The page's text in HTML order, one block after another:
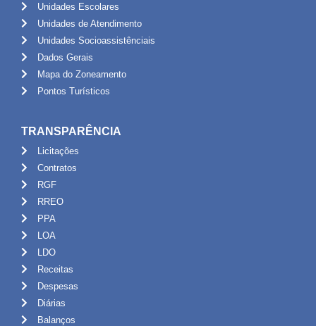
Unidades Escolares
Unidades de Atendimento
Unidades Socioassistênciais
Dados Gerais
Mapa do Zoneamento
Pontos Turísticos
TRANSPARÊNCIA
Licitações
Contratos
RGF
RREO
PPA
LOA
LDO
Receitas
Despesas
Diárias
Balanços